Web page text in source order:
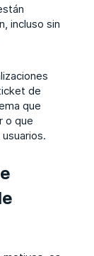
incluso sin
de
que
o que